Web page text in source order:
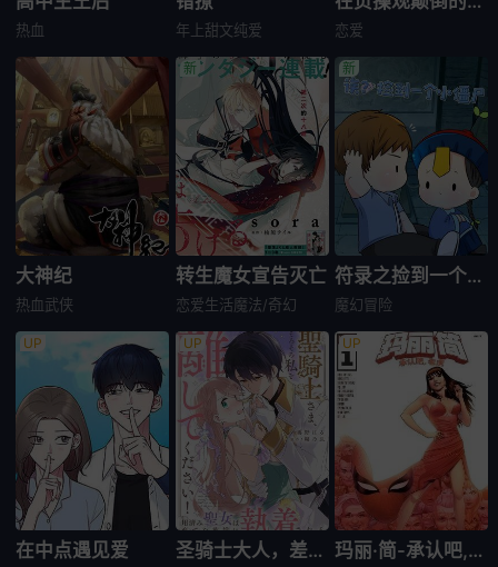
热血 年上甜文纯爱 恋爱
大神纪
热血武侠
转生魔女宣告灭亡
恋爱生活魔法/奇幻
符录之捡到一个小僵尸
魔幻 冒险
在中点遇见爱 圣骑士大人，差不多可以放开我了!～用完即弃的圣女被自己养大的英雄执着不放～ 玛丽·简-承认吧,老虎特刊